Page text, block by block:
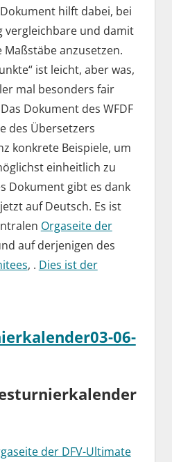
hilft dabei, bei
vergleichbare und damit
anzusetzen.
ist leicht, aber was,
mal besonders fair
Dokument des WFDF
des Übersetzers
konkrete Beispiele, um
einheitlich zu
Dokument gibt es dank
auf Deutsch. Es ist
Orgaseite der
auf derjenigen des
, . Dies ist der
der DFV-Ultimate